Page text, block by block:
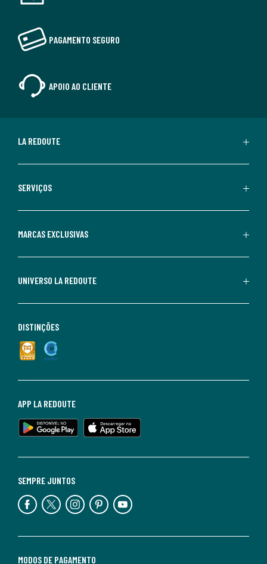
PAGAMENTO SEGURO
APOIO AO CLIENTE
LA REDOUTE
SERVIÇOS
MARCAS EXCLUSIVAS
UNIVERSO LA REDOUTE
MODOS DE PAGAMENTO
SEMPRE JUNTOS
APP LA REDOUTE
DISTINÇÕES